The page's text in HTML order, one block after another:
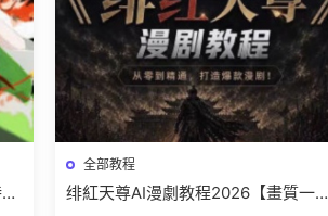
全部教程
绯紅天尊AI漫劇教程2026【畫質一般